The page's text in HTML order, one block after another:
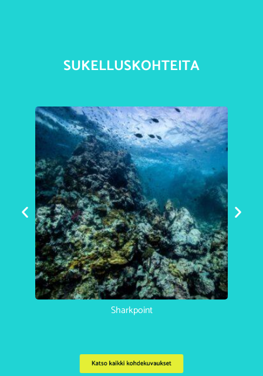
SUKELLUSKOHTEITA
Sharkpoint
Katso kaikki kohdekuvaukset